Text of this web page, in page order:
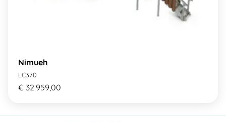
Nimueh
LC370
€ 32.959,00